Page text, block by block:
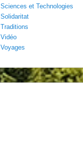
Sciences et Technologies
Solidaritat
Traditions
Vidéo
Voyages